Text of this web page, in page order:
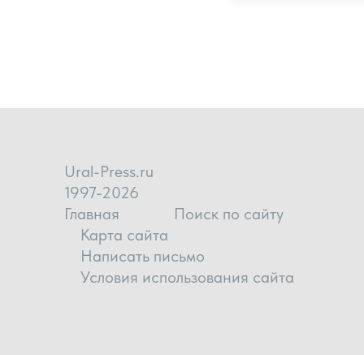
Ural-Press.ru
1997-2026
Главная
Поиск по сайту
Карта сайта
Написать письмо
Условия использования сайта